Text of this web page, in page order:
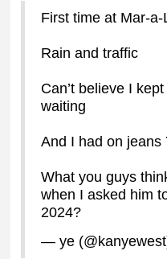
First time at Mar-a-
Rain and traffic
Can’t believe I
waiting
And I had on jeans
What you guys
when I asked him
2024?
— ye